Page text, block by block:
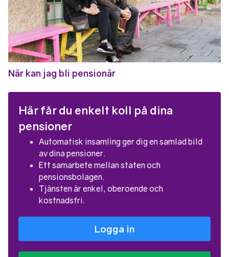
När kan jag bli pensionär
Här får du enkelt koll på dina
pensioner
Automatisk insamling ger dig en samlad bild
av dina pensioner.
Ett samarbete mellan staten och
pensionsbolagen.
Tjänsten är enkel, oberoende och
kostnadsfri.
Logga in